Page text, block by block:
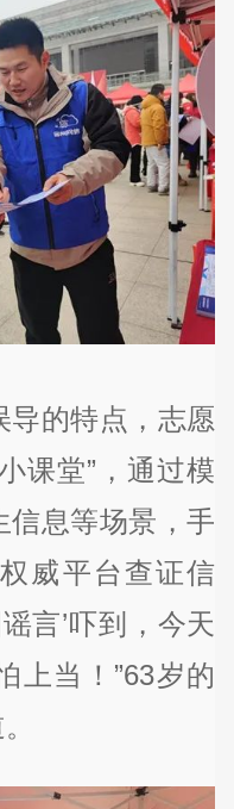
导的特点，志愿
课堂”，通过模
信息等场景，手
威平台查证信
言’吓到，今天
上当！”63岁的